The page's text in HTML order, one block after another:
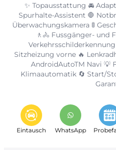
✨ Topausstattung 🚘
Spurhalte-Assistent 🛑
Überwachungskamera 🚦
🚶🚴 Fussgänger- und
Sitzheizung vorne 🔥
AndroidAutoTM Navi 💡
Klimaautomatik 🔄 Start/
Eintausch WhatsApp